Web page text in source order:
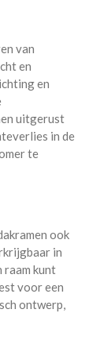
van
en
en
uitgerust
in de
te
ook
in
raam kunt
voor een
ontwerp,